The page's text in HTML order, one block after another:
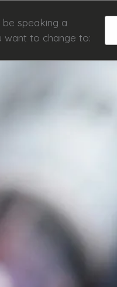
speaking a
want to change to: